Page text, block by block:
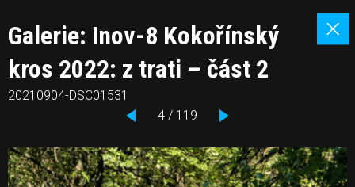
Galerie: Inov-8 Kokořínský
kros 2022: z trati – část 2
20210904-DSC01531
4 / 119